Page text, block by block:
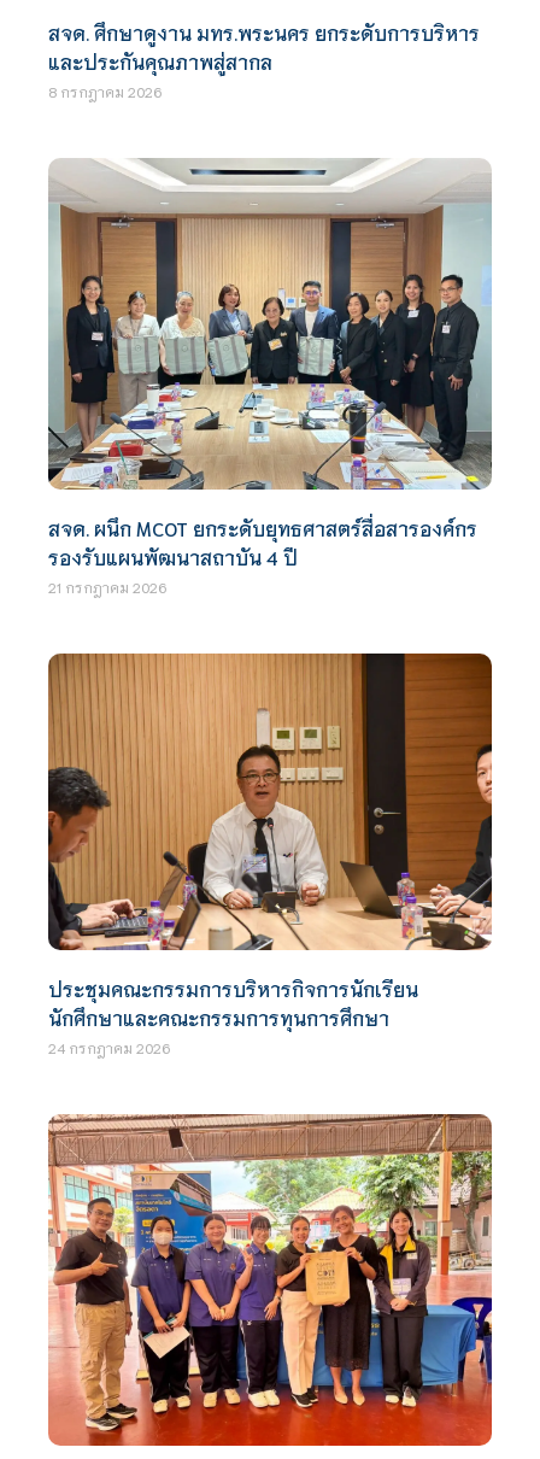
สจด. ศึกษาดูงาน มทร.พระนคร ยกระดับการบริหาร
และประกันคุณภาพสู่สากล
8 กรกฎาคม 2026
สจด. ผนึก MCOT ยกระดับยุทธศาสตร์สื่อสารองค์กร
รองรับแผนพัฒนาสถาบัน 4 ปี
21 กรกฎาคม 2026
ประชุมคณะกรรมการบริหารกิจการนักเรียน
นักศึกษาและคณะกรรมการทุนการศึกษา
24 กรกฎาคม 2026